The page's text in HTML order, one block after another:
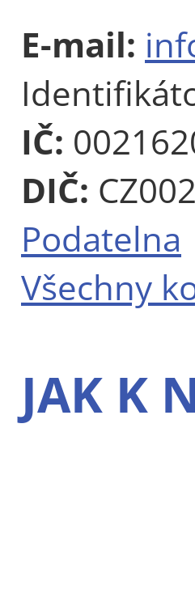
E-mail:
IČ:
DIČ:
Podatelna
Všechny
JAK K